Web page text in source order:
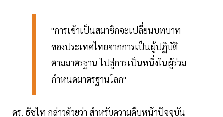
"การเข้าเป็นสมาชิกจะเปลี่ยนบทบาท
ของประเทศไทยจากการเป็นผู้ปฏิบัติ
ตามมาตรฐาน ไปสู่การเป็นหนึ่งในผู้ร่วม
กำหนดมาตรฐานโลก"
ดร. ธัชไท กล่าวด้วยว่า สำหรับความคืบหน้าปัจจุบัน